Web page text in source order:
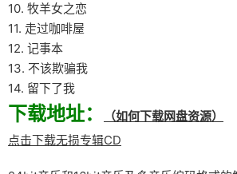
10. 牧羊女之恋
11. 走过咖啡屋
12. 记事本
13. 不该欺骗我
14. 留下了我
下载地址：
（如何下载网盘资源）
点击下载无损专辑CD